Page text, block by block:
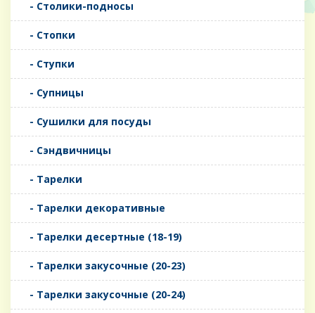
- Столики-подносы
- Стопки
- Ступки
- Супницы
- Сушилки для посуды
- Сэндвичницы
- Тарелки
- Тарелки декоративные
- Тарелки десертные (18-19)
- Тарелки закусочные (20-23)
- Тарелки закусочные (20-24)